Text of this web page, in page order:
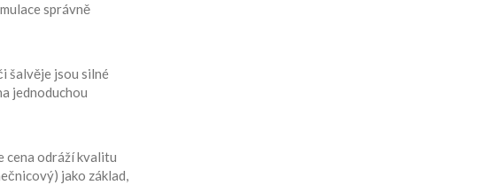
správně
šalvěje jsou silné
jednoduchou
cena odráží kvalitu
jako základ,